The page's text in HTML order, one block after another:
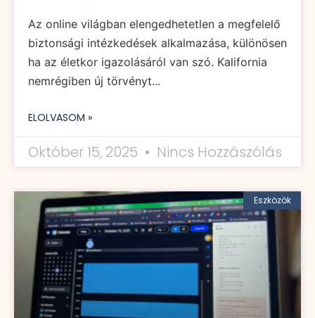
Az online világban elengedhetetlen a megfelelő
biztonsági intézkedések alkalmazása, különösen
ha az életkor igazolásáról van szó. Kalifornia
nemrégiben új törvényt...
ELOLVASOM »
Október 15, 2025 Nincs Hozzászólás
Eszközök